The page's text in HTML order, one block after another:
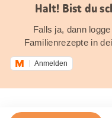
Halt! Bist du
Falls ja, dann
Familienrezepte in
Anmelden